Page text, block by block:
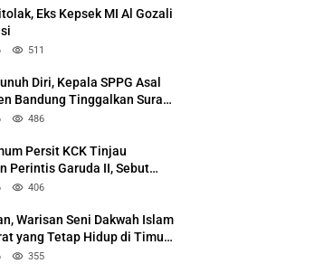
Eks Kepsek MI Al Gozali
511
Diri, Kepala SPPG Asal
Bandung Tinggalkan Surat
Maaf
486
Persit KCK Tinjau
Perintis Garuda II, Sebut
TNI dan Rakyat
406
Warisan Seni Dakwah Islam
yang Tetap Hidup di Timur
Bandung
355